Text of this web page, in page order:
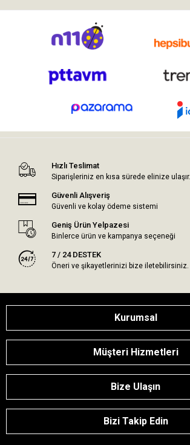
Hızlı Teslimat
Siparişleriniz en kısa sürede elinize ulaşır.
Güvenli Alışveriş
Güvenli ve kolay ödeme sistemi
Geniş Ürün Yelpazesi
Binlerce ürün ve kampanya seçeneği
7 / 24 DESTEK
Öneri ve şikayetlerinizi bize iletebilirsiniz.
Kurumsal
Müşteri Hizmetleri
Bize Ulaşın
Bizi Takip Edin